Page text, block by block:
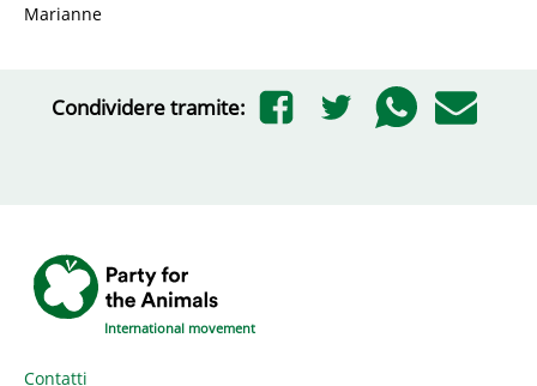
Marianne
Condividere tramite:
International movement
Contatti